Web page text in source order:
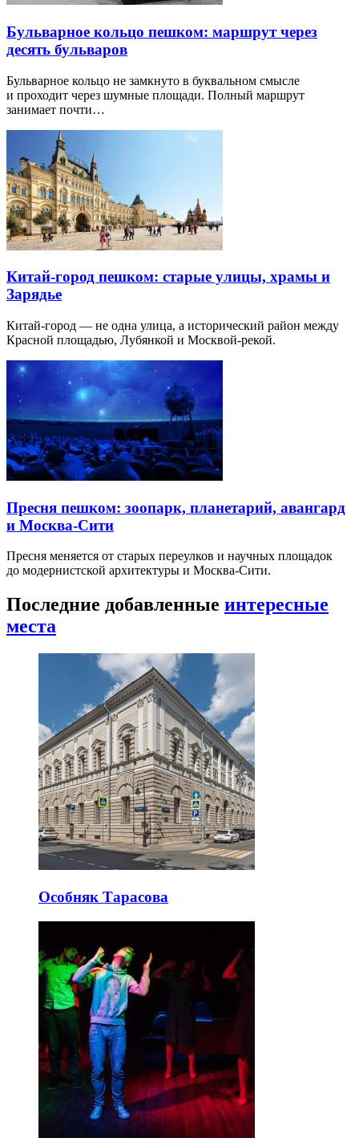
Бульварное кольцо пешком: маршрут через
десять бульваров
Бульварное кольцо не замкнуто в буквальном смысле
и проходит через шумные площади. Полный маршрут
занимает почти…
Китай-город пешком: старые улицы, храмы и
Зарядье
Китай-город — не одна улица, а исторический район между
Красной площадью, Лубянкой и Москвой-рекой.
Пресня пешком: зоопарк, планетарий, авангард
и Москва-Сити
Пресня меняется от старых переулков и научных площадок
до модернистской архитектуры и Москва-Сити.
Последние добавленные интересные
места
Особняк Тарасова